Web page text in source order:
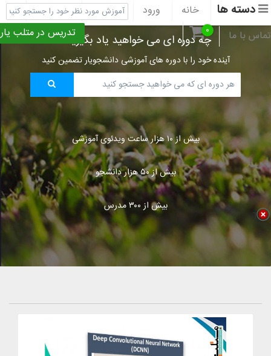
دسته ها خانه ورود ثبت نام
پشتیبانی
تماس با ما
۰ تدریس در متلب یارچه دوره ای می خواهید یاد بگیرید؟
آینده خود را با دوره های آموزشی دانشجویار تضمین کنید
بیش از ۱۰ هزار ساعت ویدئوی آموزشی
بیش از ۵۰ هزار دانشجو
بیش از ۳۰۰ مدرس
Title